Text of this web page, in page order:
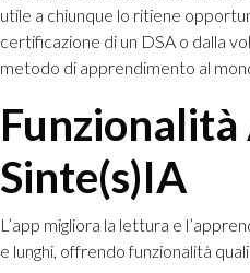
utile a chiunque lo ritiene
certificazione di un DSA o dalla
metodo di apprendimento al
Funzionalità
Sinte(s)IA
L’app migliora la lettura e
e lunghi, offrendo funzionalità